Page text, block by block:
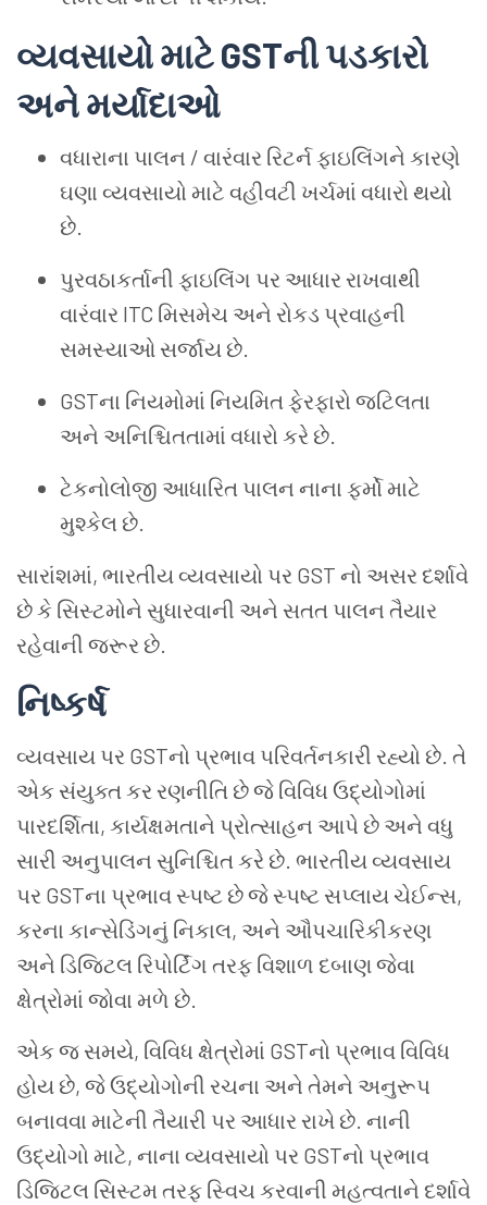
વ્યવસાયો માટે GSTની પડકારો
અને મર્યાદાઓ
વધારાના પાલન / વારંવાર રિટર્ન ફાઇલિંગને કારણે
ઘણા વ્યવસાયો માટે વહીવટી ખર્ચમાં વધારો થયો
છે.
પુરવઠાકર્તાની ફાઇલિંગ પર આધાર રાખવાથી
વારંવાર ITC મિસમેચ અને રોકડ પ્રવાહની
સમસ્યાઓ સર્જાય છે.
GSTના નિયમોમાં નિયમિત ફેરફારો જટિલતા
અને અનિશ્ચિતતામાં વધારો કરે છે.
ટેકનોલોજી આધારિત પાલન નાના ફર્મો માટે
મુશ્કેલ છે.
સારાંશમાં, ભારતીય વ્યવસાયો પર GST નો અસર દર્શાવે
છે કે સિસ્ટમોને સુધારવાની અને સતત પાલન તૈયાર
રહેવાની જરૂર છે.
નિષ્કર્ષ
વ્યવસાય પર GSTનો પ્રભાવ પરિવર્તનકારી રહ્યો છે. તે
એક સંયુક્ત કર રણનીતિ છે જે વિવિધ ઉદ્યોગોમાં
પારદર્શિતા, કાર્યક્ષમતાને પ્રોત્સાહન આપે છે અને વધુ
સારી અનુપાલન સુનિશ્ચિત કરે છે. ભારતીય વ્યવસાય
પર GSTના પ્રભાવ સ્પષ્ટ છે જે સ્પષ્ટ સપ્લાય ચેઈન્સ,
કરના કાન્સેડિંગનું નિકાલ, અને ઔપચારિકીકરણ
અને ડિજિટલ રિપોર્ટિંગ તરફ વિશાળ દબાણ જેવા
ક્ષેત્રોમાં જોવા મળે છે.
એક જ સમયે, વિવિધ ક્ષેત્રોમાં GSTનો પ્રભાવ વિવિધ
હોય છે, જે ઉદ્યોગોની રચના અને તેમને અનુરૂપ
બનાવવા માટેની તૈયારી પર આધાર રાખે છે. નાની
ઉદ્યોગો માટે, નાના વ્યવસાયો પર GSTનો પ્રભાવ
ડિજિટલ સિસ્ટમ તરફ સ્વિચ કરવાની મહત્વતાને દર્શાવે